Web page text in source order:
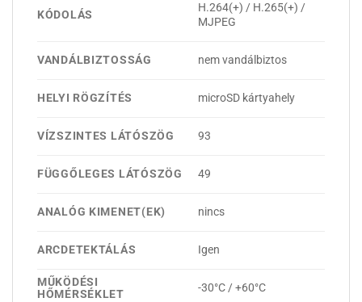
KÓDOLÁS
H.264(+) / H.265(+) /
MJPEG
VANDÁLBIZTOSSÁG nem vandálbiztos
HELYI RÖGZÍTÉS microSD kártyahely
VÍZSZINTES LÁTÓSZÖG 93
FÜGGŐLEGES LÁTÓSZÖG 49
ANALÓG KIMENET(EK) nincs
ARCDETEKTÁLÁS Igen
MŰKÖDÉSI
HŐMÉRSÉKLET
-30°C / +60°C